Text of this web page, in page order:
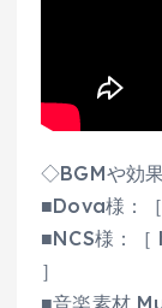
◇BGMや効
■Dova様：
■NCS様：
］
■音楽素材